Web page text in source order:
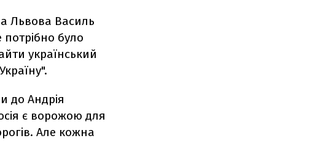
Львова Василь
потрібно було
український
до Андрія
є ворожою для
Але кожна